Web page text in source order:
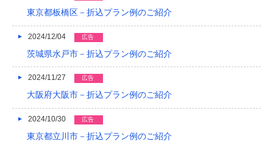
2013/07
2013/06
2013/03
2013/02
東京都板橋区－折込プラン例のご紹介
2024/12/04 広告
茨城県水戸市－折込プラン例のご紹介
2024/11/27 広告
大阪府大阪市－折込プラン例のご紹介
2024/10/30 広告
東京都立川市－折込プラン例のご紹介